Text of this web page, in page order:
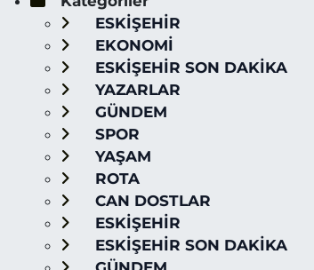
ESKİŞEHİR
EKONOMİ
ESKİŞEHİR SON DAKİKA
YAZARLAR
GÜNDEM
SPOR
YAŞAM
ROTA
CAN DOSTLAR
ESKİŞEHİR
ESKİŞEHİR SON DAKİKA